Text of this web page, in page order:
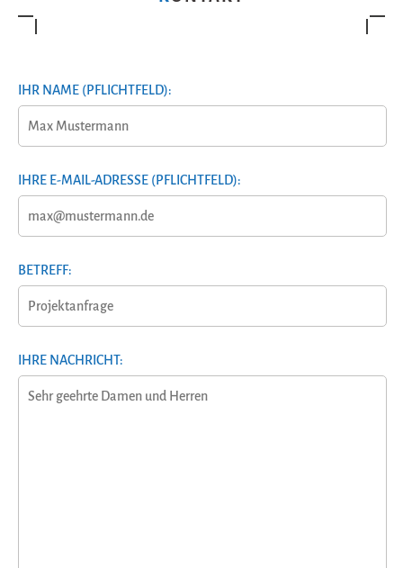
IHR NAME (PFLICHTFELD):
IHRE E-MAIL-ADRESSE (PFLICHTFELD):
BETREFF:
IHRE NACHRICHT: